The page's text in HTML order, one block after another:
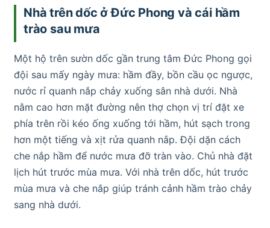
Nhà trên dốc ở Đức Phong và cái hầm
trào sau mưa
Một hộ trên sườn dốc gần trung tâm Đức Phong gọi
đội sau mấy ngày mưa: hầm đầy, bồn cầu ọc ngược,
nước rỉ quanh nắp chảy xuống sân nhà dưới. Nhà
nằm cao hơn mặt đường nên thợ chọn vị trí đặt xe
phía trên rồi kéo ống xuống tới hầm, hút sạch trong
hơn một tiếng và xịt rửa quanh nắp. Đội dặn cách
che nắp hầm để nước mưa đỡ tràn vào. Chủ nhà đặt
lịch hút trước mùa mưa. Với nhà trên dốc, hút trước
mùa mưa và che nắp giúp tránh cảnh hầm trào chảy
sang nhà dưới.